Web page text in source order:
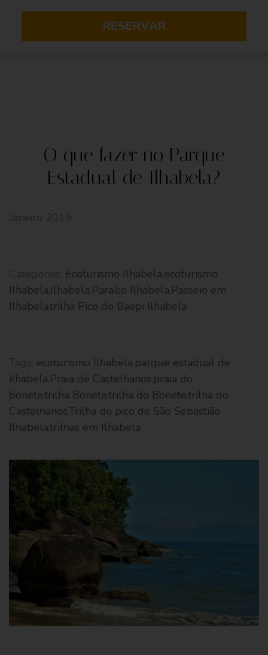
RESERVAR
O que fazer no Parque
Estadual de Ilhabela?
Ecoturismo Ilhabela ecoturismo
Ilhabela Ilhabela Paraíso Ilhabela Passeio em
Ilhabelatrilha Pico do Baepi Ilhabela
ecoturismo Ilhabela parque estadual de
ilhabela Praia de Castelhanos praia do
bonetetrilha Bonetetrilha do Bonetetrilha do
CastelhanosTrilha do pico de São Sebastião
Ilhabelatrilhas em Ilhabela